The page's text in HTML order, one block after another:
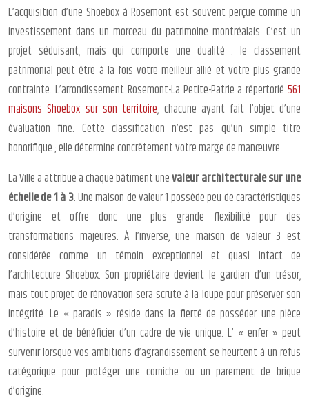
L’acquisition d’une Shoebox à Rosemont est souvent perçue comme un
investissement dans un morceau du patrimoine montréalais. C’est un
projet séduisant, mais qui comporte une dualité : le classement
patrimonial peut être à la fois votre meilleur allié et votre plus grande
contrainte. L’arrondissement Rosemont-La Petite-Patrie a répertorié 561
maisons Shoebox sur son territoire, chacune ayant fait l’objet d’une
évaluation fine. Cette classification n’est pas qu’un simple titre
honorifique ; elle détermine concrètement votre marge de manœuvre.
La Ville a attribué à chaque bâtiment unevaleur architecturale sur une
échelle de 1 à 3. Une maison de valeur 1 possède peu de caractéristiques
d’origine et offre donc une plus grande flexibilité pour des
transformations majeures. À l’inverse, une maison de valeur 3 est
considérée comme un témoin exceptionnel et quasi intact de
l’architecture Shoebox. Son propriétaire devient le gardien d’un trésor,
mais tout projet de rénovation sera scruté à la loupe pour préserver son
intégrité. Le « paradis » réside dans la fierté de posséder une pièce
d’histoire et de bénéficier d’un cadre de vie unique. L’ « enfer » peut
survenir lorsque vos ambitions d’agrandissement se heurtent à un refus
catégorique pour protéger une corniche ou un parement de brique
d’origine.